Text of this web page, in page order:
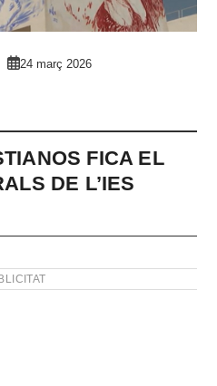
24 març 2026
FICA EL
DE L’IES